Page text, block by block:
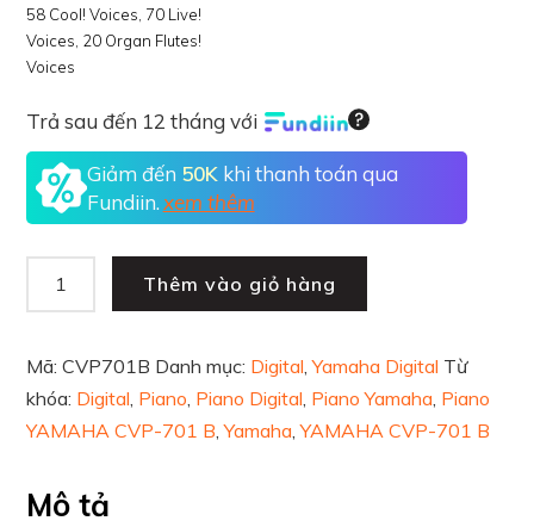
58 Cool! Voices, 70 Live!
Voices, 20 Organ Flutes!
Voices
Trả sau đến 12 tháng với
Giảm đến 50K khi thanh toán qua
Fundiin. xem thêm
Thêm vào giỏ hàng
Mã:CVP701B Danh mục: Digital,Yamaha Digital Từ
khóa: Digital, Piano, Piano Digital, Piano Yamaha, Piano
YAMAHA CVP-701 B,Yamaha,YAMAHA CVP-701 B
Mô tả